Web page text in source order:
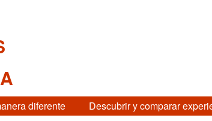
diferente Descubrir y comparar